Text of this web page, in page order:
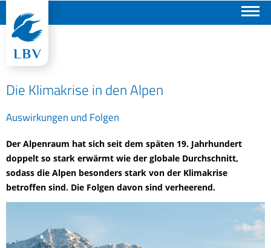
Die Klimakrise in den Alpen
Auswirkungen und Folgen
Der Alpenraum hat sich seit dem späten 19. Jahrhundert
doppelt so stark erwärmt wie der globale Durchschnitt,
sodass die Alpen besonders stark von der Klimakrise
betroffen sind. Die Folgen davon sind verheerend.